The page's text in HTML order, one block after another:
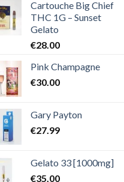
Cartouche Big Chief
THC 1G – Sunset
Gelato
€28.00
Pink Champagne
€30.00
Gary Payton
€27.99
Gelato 33 [1000mg]
€35.00